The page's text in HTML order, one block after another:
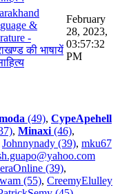
&
-
की भाषायें
February
28, 2023,
03:57:32
PM
(49), CypeApehell
, Minaxi(46),
Johnnynady (39), mku67
(39),
(55), CreemyElulley